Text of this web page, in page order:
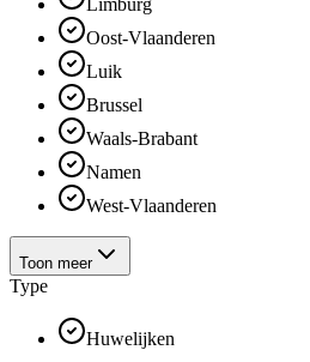
Limburg
Oost-Vlaanderen
Luik
Brussel
Waals-Brabant
Namen
West-Vlaanderen
Toon meer
Type
Huwelijken